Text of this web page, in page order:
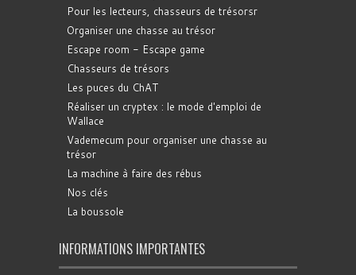
Pour les lecteurs, chasseurs de trésorsr
Organiser une chasse au trésor
Escape room - Escape game
Chasseurs de trésors
Les puces du ChAT
Réaliser un cryptex : le mode d'emploi de
Wallace
Vademecum pour organiser une chasse au
trésor
La machine à faire des rébus
Nos clés
La boussole
INFORMATIONS IMPORTANTES